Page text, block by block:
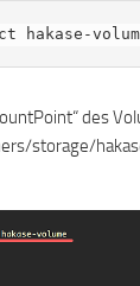
hakase-
des
storage/